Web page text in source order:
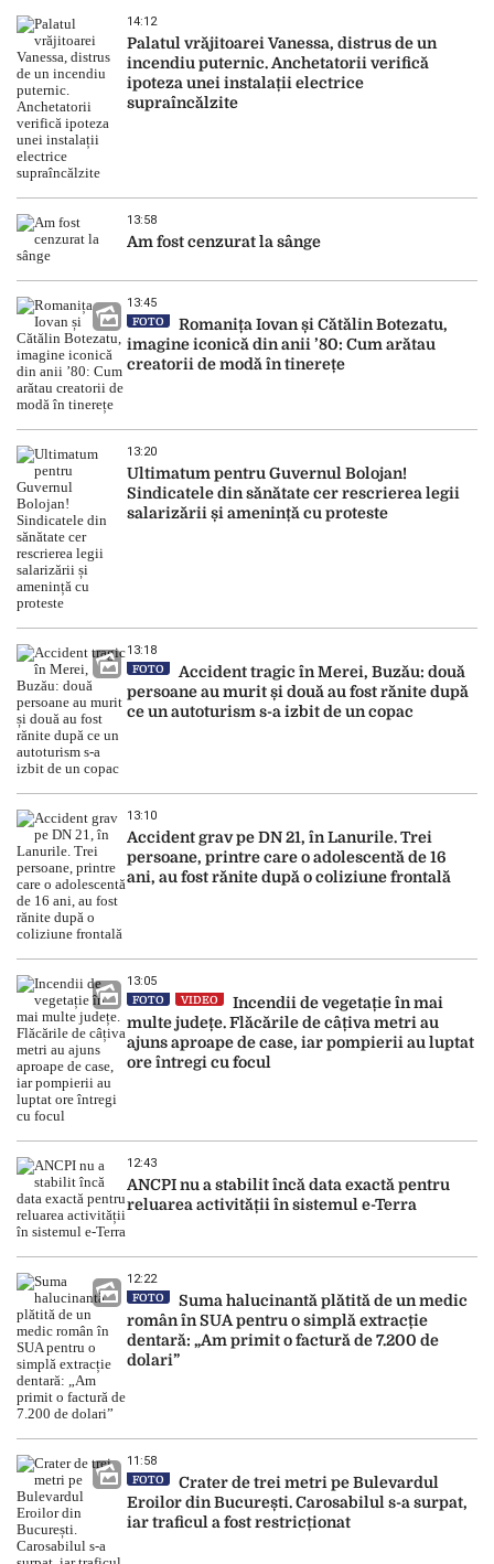
14:12
Palatul vrăjitoarei Vanessa, distrus de un
incendiu puternic. Anchetatorii verifică
ipoteza unei instalații electrice
supraîncălzite
13:58
Am fost cenzurat la sânge
13:45
FOTO
Romanița Iovan și Cătălin Botezatu,
imagine iconică din anii ’80: Cum arătau
creatorii de modă în tinerețe
13:20
Ultimatum pentru Guvernul Bolojan!
Sindicatele din sănătate cer rescrierea legii
salarizării și amenință cu proteste
13:18
FOTO
Accident tragic în Merei, Buzău: două
persoane au murit și două au fost rănite după
ce un autoturism s-a izbit de un copac
13:10
Accident grav pe DN 21, în Lanurile. Trei
persoane, printre care o adolescentă de 16
ani, au fost rănite după o coliziune frontală
13:05
FOTO VIDEO
Incendii de vegetație în mai
multe județe. Flăcările de câțiva metri au
ajuns aproape de case, iar pompierii au luptat
ore întregi cu focul
12:43
ANCPI nu a stabilit încă data exactă pentru
reluarea activității în sistemul e-Terra
12:22
FOTO
Suma halucinantă plătită de un medic
român în SUA pentru o simplă extracție
dentară: „Am primit o factură de 7.200 de
dolari”
11:58
FOTO
Crater de trei metri pe Bulevardul
Eroilor din București. Carosabilul s-a surpat,
iar traficul a fost restricționat